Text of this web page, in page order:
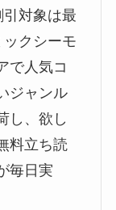
対象は最
クシーモ
で人気コ
ジャンル
し、欲し
料立ち読
毎日実